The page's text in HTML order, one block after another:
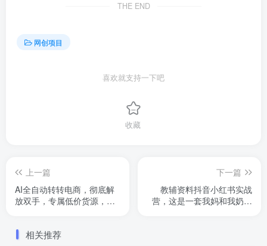
THE END
网创项目
喜欢就支持一下吧
收藏
上一篇
AI全自动转转电商，彻底解
放双手，专属低价货源，单
下一篇
教辅资料抖音小红书实战
营，这是一套我妈和我奶看
相关推荐